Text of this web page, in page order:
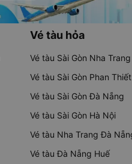
Vé tàu hỏa
Vé tàu Sài Gòn Nha Trang
Vé tàu Sài Gòn Phan Thiết
Vé tàu Sài Gòn Đà Nẵng
Vé tàu Sài Gòn Hà Nội
Vé tàu Nha Trang Đà
Vé tàu Đà Nẵng Huế